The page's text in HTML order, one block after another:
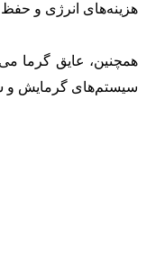
هزینه‌های انرژی و
همچنین، عایق گرما
سیستم‌های گرمایش و